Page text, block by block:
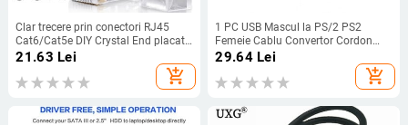
Clar trecere prin conectori RJ45
Cat6/Cat5e DIY Crystal End placat
cu aur 8P8C Crimp UTP Standard
Ethernet Network Network Plug
modular
21.63 Lei
add_shopping_cart
1 PC USB Mascul la PS/2 PS2
Femeie Cablu Convertor Cordon
Convertor Adaptor Tastatură
29.64Lei
add_shopping_cart